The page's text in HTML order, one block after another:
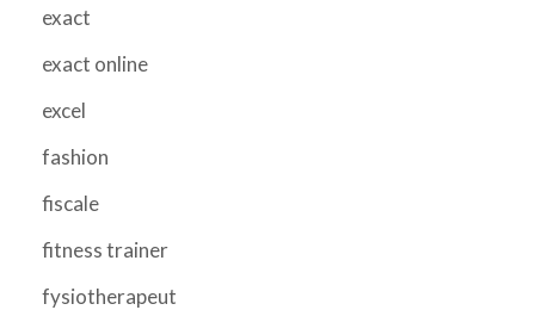
exact
exact online
excel
fashion
fiscale
fitness trainer
fysiotherapeut